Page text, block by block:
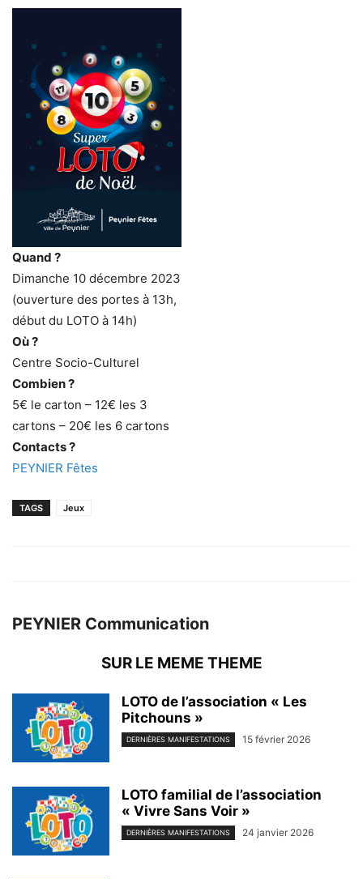
Quand ?
Dimanche 10 décembre 2023
(ouverture des portes à 13h,
début du LOTO à 14h)
Où ?
Centre Socio-Culturel
Combien ?
5€ le carton – 12€ les 3
cartons – 20€ les 6 cartons
Contacts ?
PEYNIER Fêtes
TAGS Jeux
PEYNIER Communication
SUR LE MEME THEME
LOTO de l’association « Les
Pitchouns »
DERNIÈRES MANIFESTATIONS 15 février 2026
LOTO familial de l’association
« Vivre Sans Voir »
DERNIÈRES MANIFESTATIONS 24 janvier 2026